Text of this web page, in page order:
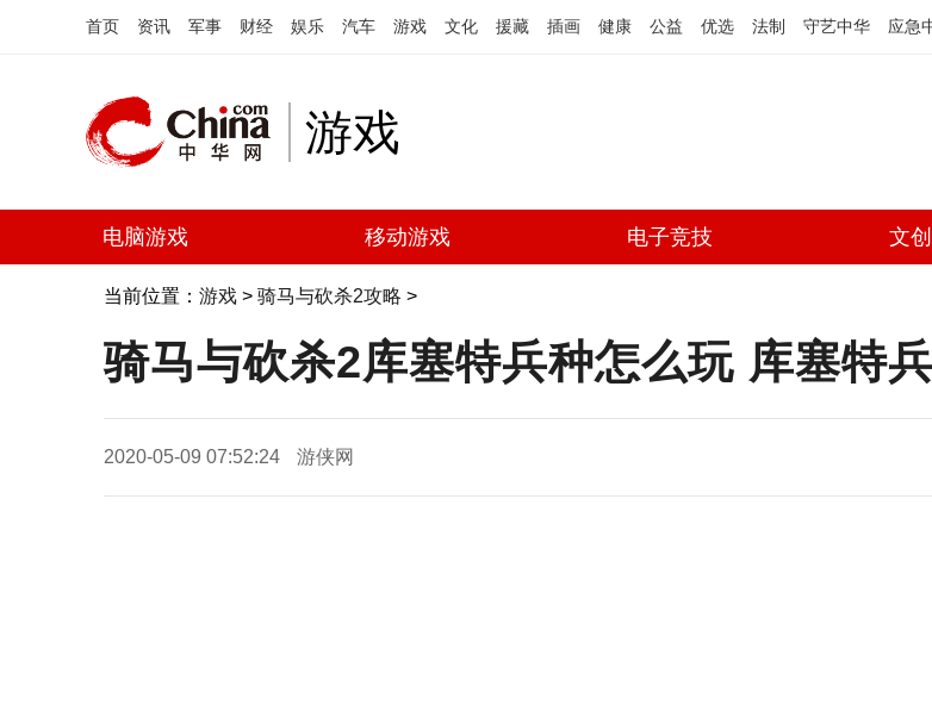
首页 资讯 军事 财经 娱乐 汽车 游戏 文化 援藏 插画 健康 公益 优选 法制 守艺中华 应急
游戏
电脑游戏 移动游戏 电子竞技 文
当前位置： 游戏 > 骑马与砍杀2攻略 >
骑马与砍杀2库塞特兵种怎么玩 库塞特
2020-05-09 07:52:24 游侠网